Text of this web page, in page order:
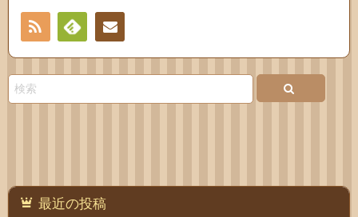
RSS
Feedlyお問
最近の投稿